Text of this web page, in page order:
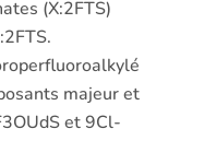
(X:2FTS)
majeur et
et 9Cl-